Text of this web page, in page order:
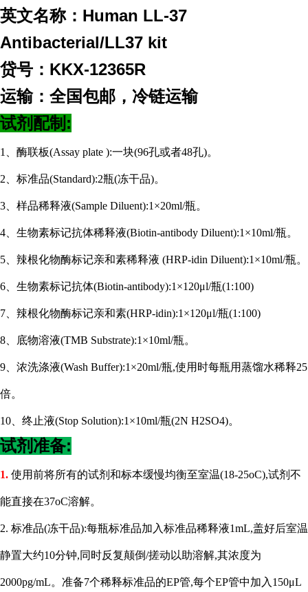
英文名称：Human LL-37
Antibacterial/LL37 kit
贷号：KKX-12365R
运输：全国包邮，冷链运输
试剂配制:
1、酶联板(Assay plate ):一块(96孔或者48孔)。
2、标准品(Standard):2瓶(冻干品)。
3、样品稀释液(Sample Diluent):1×20ml/瓶。
4、生物素标记抗体稀释液(Biotin-antibody Diluent):1×10ml/瓶。
5、辣根化物酶标记亲和素稀释液 (HRP-idin Diluent):1×10ml/瓶。
6、生物素标记抗体(Biotin-antibody):1×120μl/瓶(1:100)
7、辣根化物酶标记亲和素(HRP-idin):1×120μl/瓶(1:100)
8、底物溶液(TMB Substrate):1×10ml/瓶。
9、浓洗涤液(Wash Buffer):1×20ml/瓶,使用时每瓶用蒸馏水稀释25
倍。
10、终止液(Stop Solution):1×10ml/瓶(2N H2SO4)。
试剂准备:
1. 使用前将所有的试剂和标本缓慢均衡至室温(18-25oC),试剂不
能直接在37oC溶解。
2. 标准品(冻干品):每瓶标准品加入标准品稀释液1mL,盖好后室温
静置大约10分钟,同时反复颠倒/搓动以助溶解,其浓度为
2000pg/mL。准备7个稀释标准品的EP管,每个EP管中加入150μL